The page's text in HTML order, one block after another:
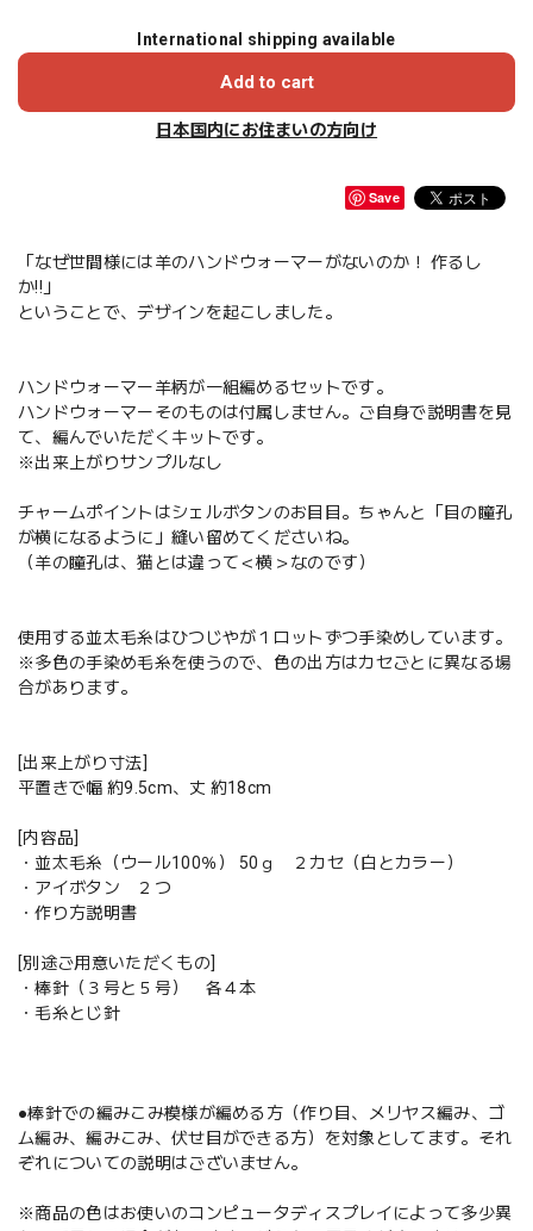
International shipping available
Add to cart
日本国内にお住まいの方向け
Save
「なぜ世間様には羊のハンドウォーマーがないのか！ 作るし
か!!」
ということで、デザインを起こしました。
ハンドウォーマー羊柄が一組編めるセットです。
ハンドウォーマーそのものは付属しません。ご自身で説明書を見
て、編んでいただくキットです。
※出来上がりサンプルなし
チャームポイントはシェルボタンのお目目。ちゃんと「目の瞳孔
が横になるように」縫い留めてくださいね。
（羊の瞳孔は、猫とは違って＜横＞なのです）
使用する並太毛糸はひつじやが１ロットずつ手染めしています。
※多色の手染め毛糸を使うので、色の出方はカセごとに異なる場
合があります。
[出来上がり寸法]
平置きで幅 約9.5cm、丈 約18cm
[内容品]
・並太毛糸（ウール100％） 50ｇ ２カセ（白とカラー）
・アイボタン ２つ
・作り方説明書
[別途ご用意いただくもの]
・棒針（３号と５号） 各４本
・毛糸とじ針
●棒針での編みこみ模様が編める方（作り目、メリヤス編み、ゴ
ム編み、編みこみ、伏せ目ができる方）を対象としてます。それ
ぞれについての説明はございません。
※商品の色はお使いのコンピュータディスプレイによって多少異